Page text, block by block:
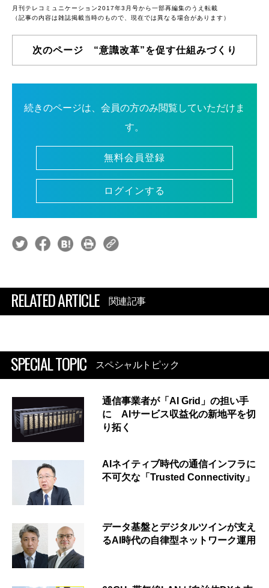
月刊テレコミュニケーション2017年3月号から一部再編集のうえ転載
（記事の内容は雑誌掲載当時のもので、現在では異なる場合があります）
次のページ “意識改革”を促す仕組みづくり
続きのページは、会員の方のみ閲覧していただけま
す。
無料会員登録
ログインする
RELATED ARTICLE 関連記事
SPECIAL TOPIC スペシャルトピック
通信事業者が「AI Grid」の担い手
に AIサービス収益化の新地平を切
り拓く
AIネイティブ時代の通信インフラに
不可欠な「Trusted Connectivity」
データ基盤とデジタルツインが支え
るAI時代の自律型ネットワーク運用